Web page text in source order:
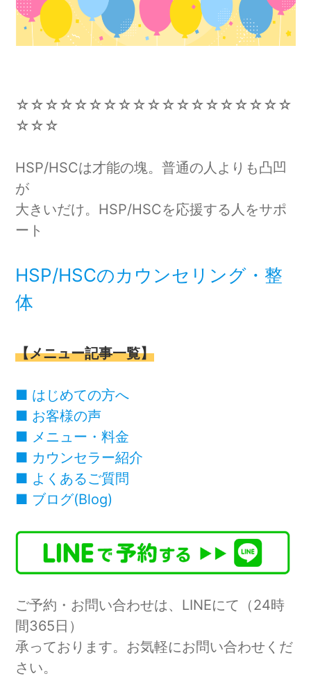
☆☆☆☆☆☆☆☆☆☆☆☆☆☆☆☆☆☆☆
☆☆☆
HSP/HSCは才能の塊。普通の人よりも凸凹
が
大きいだけ。HSP/HSCを応援する人をサポ
ート
HSP/HSCのカウンセリング・整
体
【メニュー記事一覧】
■ はじめての方へ
■ お客様の声
■ メニュー・料金
■ カウンセラー紹介
■ よくあるご質問
■ ブログ(Blog)
ご予約・お問い合わせは、LINEにて（24時
間365日）
承っております。お気軽にお問い合わせくだ
さい。